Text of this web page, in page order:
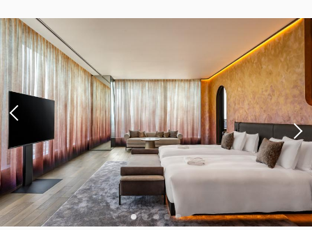
税・サービス料込
会員価格 114,122円
大人 2名1室
税・サービス料込
合計 120,130円
朝食
in 14:00~ / out 11:00まで
詳細 今すぐ予約